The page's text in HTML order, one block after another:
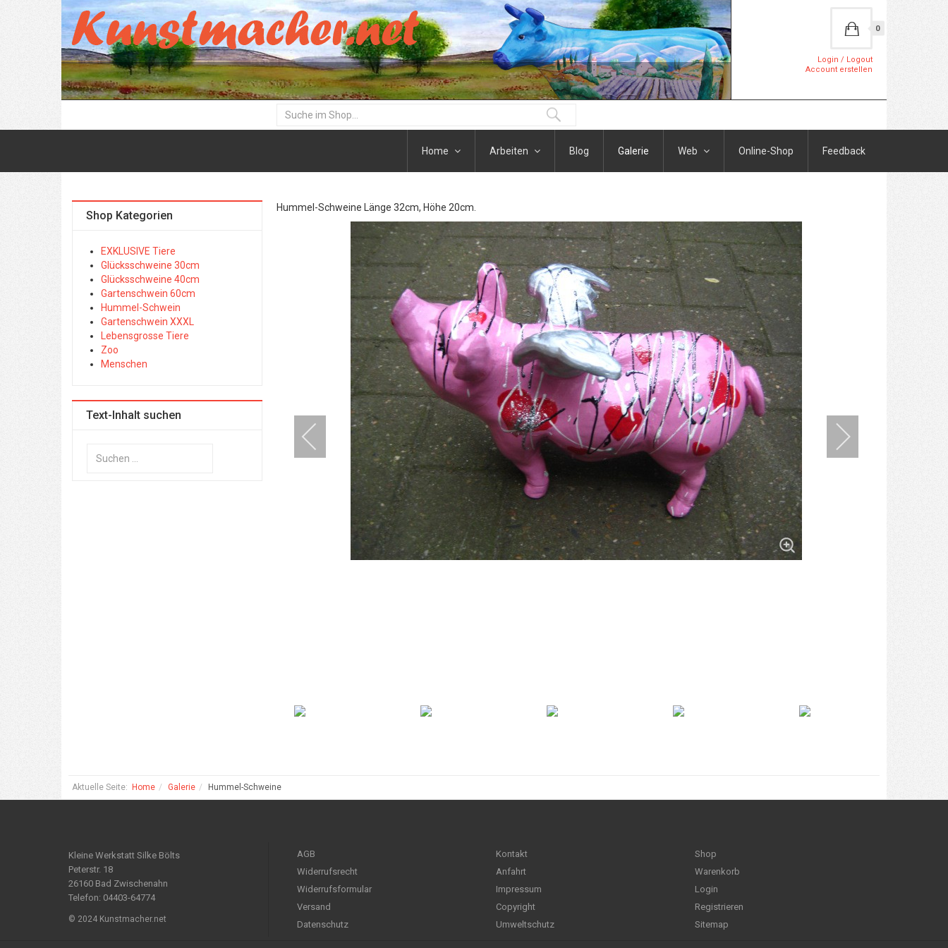
0
Login / Logout
Account erstellen
Home Arbeiten Blog Galerie Web Online-Shop Feedback
Hummel-Schweine Länge 32cm, Höhe 20cm.
Shop Kategorien
EXKLUSIVE Tiere
Glücksschweine 30cm
Glücksschweine 40cm
Gartenschwein 60cm
Hummel-Schwein
Gartenschwein XXXL
Lebensgrosse Tiere
Zoo
Menschen
Text-Inhalt suchen
Aktuelle Seite: Home Galerie Hummel-Schweine
Kleine Werkstatt Silke Bölts
Peterstr. 18
26160 Bad Zwischenahn
Telefon: 04403-64774
© 2024 Kunstmacher.net
AGB
Widerrufsrecht
Widerrufsformular
Versand
Datenschutz
Kontakt
Anfahrt
Impressum
Copyright
Umweltschutz
Shop
Warenkorb
Login
Registrieren
Sitemap